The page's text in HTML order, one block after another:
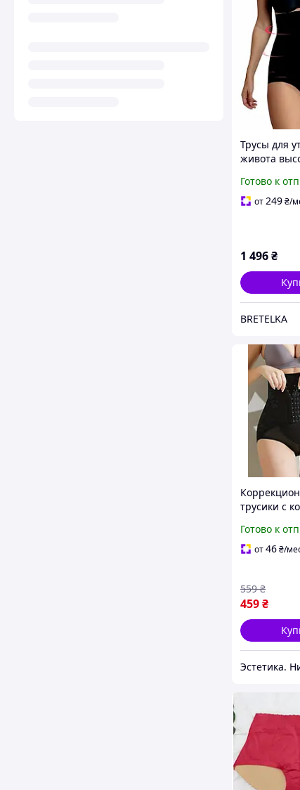
Трусы для
живота
Julimex 141
Готово к
от 249₴/
1 496₴
BRETELKA
трусики с
на крючках,
Готово к
от46₴/
459₴
559 ₴